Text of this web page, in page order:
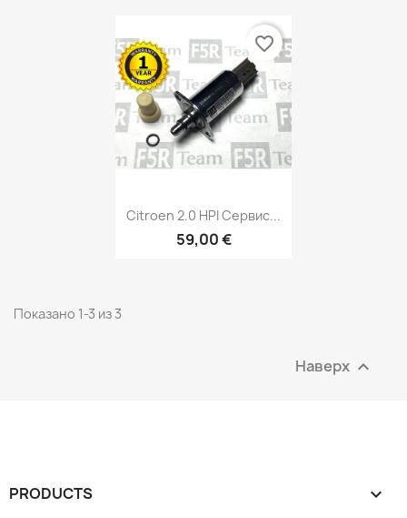
Быстрый просмотр
Citroen 2.0 HPI Сервис...
59,00 €
favorite_border
Показано 1-3 из 3
Наверх 
PRODUCTS 
Отмена Create wishlist